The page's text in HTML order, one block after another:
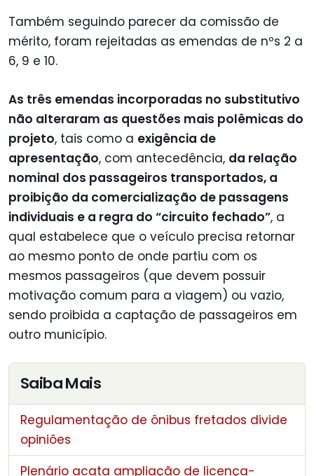
Também seguindo parecer da comissão de
mérito, foram rejeitadas as emendas de nºs 2 a
6, 9 e 10.
As três emendas incorporadas no substitutivo
não alteraram as questões mais polêmicas do
projeto, tais como a exigência de
apresentação, com antecedência, da relação
nominal dos passageiros transportados, a
proibição da comercialização de passagens
individuais e a regra do “circuito fechado”, a
qual estabelece que o veículo precisa retornar
ao mesmo ponto de onde partiu com os
mesmos passageiros (que devem possuir
motivação comum para a viagem) ou vazio,
sendo proibida a captação de passageiros em
outro município.
Saiba Mais
Regulamentação de ônibus fretados divide
opiniões
Plenário acata ampliação de licença-